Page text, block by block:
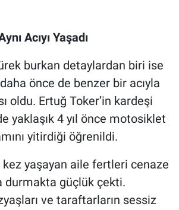
Acıyı Yaşadı
burkan detaylardan biri ise
önce de benzer bir acıyla
oldu. Ertuğ Toker’in kardeşi
yaklaşık 4 yıl önce motosiklet
yitirdiği öğrenildi.
kez yaşayan aile fertleri cenaze
durmakta güçlük çekti.
ve taraftarların sessiz